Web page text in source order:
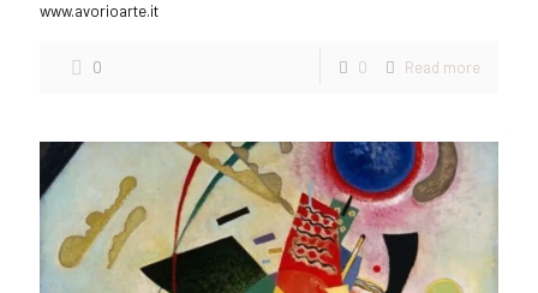
www.avorioarte.it
0 0 Read more